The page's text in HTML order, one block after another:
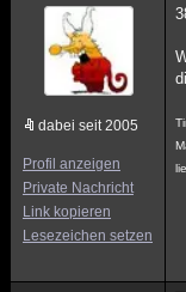
dabei seit 2005
Profil anzeigen
Private Nachricht
Link kopieren
Lesezeichen setzen